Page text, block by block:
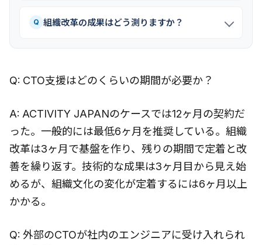
Q 組織改革の成果はどう測りますか？
Q: CTO支援はどのくらいの期間が必要か？
A: ACTIVITY JAPANのケースでは12ヶ月の契約だ
った。一般的には最低6ヶ月を推奨している。組織
改革は3ヶ月で基盤を作り、残りの期間で定着と改
善を繰り返す。技術的な成果は3ヶ月目から見え始
めるが、組織文化の変化が定着するには6ヶ月以上
かかる。
Q: 外部のCTOが社内のエンジニアに受け入れられ